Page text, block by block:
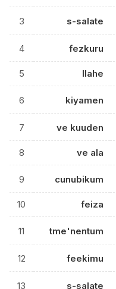
3 s-salate
4 fezkuru
5 llahe
6 kiyamen
7 ve kuuden
8 ve ala
9 cunubikum
10 feiza
11 tme'nentum
12 feekimu
13 s-salate